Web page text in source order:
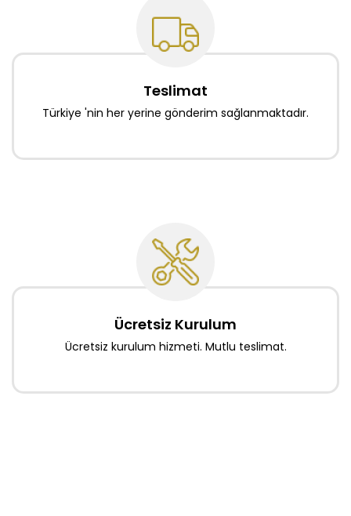
Teslimat
Türkiye 'nin her yerine gönderim sağlanmaktadır.
Ücretsiz Kurulum
Ücretsiz kurulum hizmeti. Mutlu teslimat.